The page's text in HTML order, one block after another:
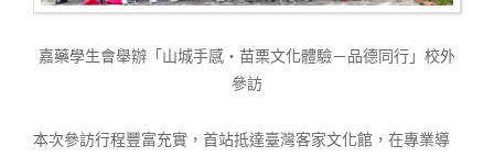
嘉藥學生會舉辦「山城手感・苗栗文化體驗－品德同行」校外
參訪
本次參訪行程豐富充實，首站抵達臺灣客家文化館，在專業導